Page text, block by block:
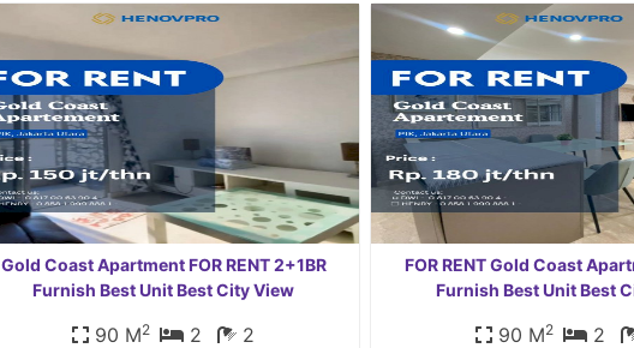
Gold Coast Apartment FOR RENT 2+1BR
Furnish Best Unit Best City View
90 M2 2 2
FOR RENT Gold Coast
Furnish Best Unit Best
90 M2 2